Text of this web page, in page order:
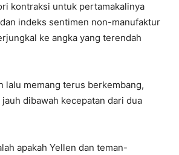
kontraksi untuk pertamakalinya
indeks sentimen non-manufaktur
ke angka yang terendah
lalu memang terus berkembang,
dibawah kecepatan dari dua
apakah Yellen dan teman-